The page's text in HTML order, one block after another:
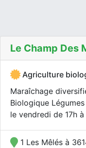
Le Champ Des
Agriculture
Maraîchage
Biologique
le vendredi de 17h
1 Les Mêlés à